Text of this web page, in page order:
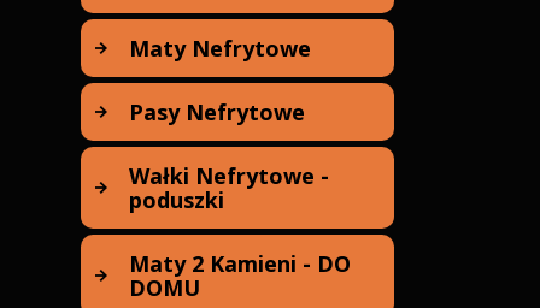
Wałki Turmalinowe
HEXAGON - Poduszki
Turmalinowe HEXAGON -
Wałki Turmalinowe NANO -
NANO - ceramika
turmalinowa (1)
Maty Nefrytowe
Maty Nefrytowe Zamszowe
- Kolekcja NOBLE 2025 (2)
Pasy Nefrytowe
Pasy Nefrytowe - Pasy z
Nefrytu (1)
Wałki Nefrytowe -
poduszki
Wałki Nefrytowe - Wałki z
Nefrytu (2)
Maty 2 Kamieni - DO
DOMU